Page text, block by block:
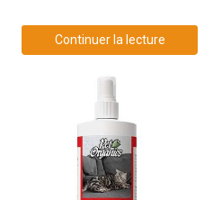
Continuer la lecture